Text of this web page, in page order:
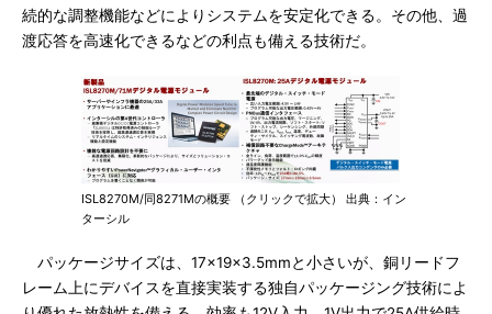
続的な調整機能などによりシステムを安定化できる。その他、過
渡応答を高速化できるなどの利点も備える技術だ。
ISL8270M/同8271Mの概要 （クリックで拡大） 出典：イン
ターシル
パッケージサイズは、17×19×3.5mmと小さいが、銅リードフ
レーム上にデバイスを直接実装する独自パッケージング技術によ